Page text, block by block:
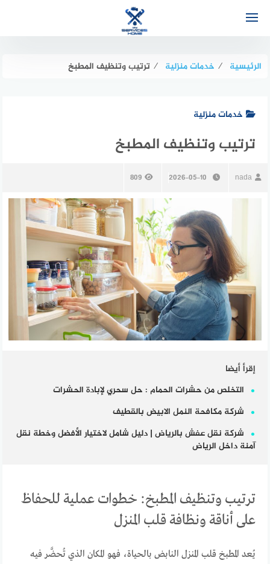
الرئيسية ⁄ خدمات منزلية ⁄ ترتيب وتنظيف المطبخ
خدمات منزلية
ترتيب وتنظيف المطبخ
nada
2026-05-10
809
إقرأ أيضا
التخلص من حشرات الحمام : حل سحري لإبادة الحشرات
شركة مكافحة النمل الابيض بالقطيف
شركة نقل عفش بالرياض | دليل شامل لاختيار الأفضل وخطة نقل
آمنة داخل الرياض
ترتيب وتنظيف المطبخ: خطوات عملية للحفاظ
على أناقة ونظافة قلب المنزل
يُعد المطبخ قلب المنزل النابض بالحياة، فهو المكان الذي تُحضَّر فيه